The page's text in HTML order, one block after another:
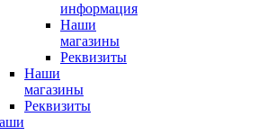
информация
Наши
магазины
Реквизиты
Наши
магазины
Реквизиты